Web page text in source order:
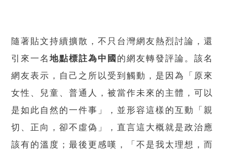
隨著貼文持續擴散，不只台灣網友熱烈討論，還
引來一名地點標註為中國 的網友轉發評論。該名
網友表示，自己之所以受到觸動，是因為「原來
女性、兒童、普通人，被當作未來的主體，可以
是如此自然的一件事」，並形容這樣的互動「親
切、正向，卻不虛偽」，直言這大概就是政治應
該有的溫度；最後更感嘆，「不是我太理想，而